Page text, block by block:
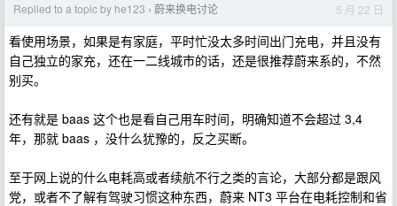
Replied to a topic by he123 › 蔚来换电讨论 5 月 22 日
看使用场景，如果是有家庭，平时忙没太多时间出门充电，并且没有
自己独立的家充，还在一二线城市的话，还是很推荐蔚来系的，不然
别买。
还有就是 baas 这个也是看自己用车时间，明确知道不会超过 3,4
年，那就 baas ，没什么犹豫的，反之买断。
至于网上说的什么电耗高或者续航不行之类的言论，大部分都是跟风
党，或者不了解有驾驶习惯这种东西，蔚来 NT3 平台在电耗控制和省